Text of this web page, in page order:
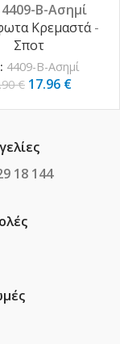
Β-Ασημί)
4409-Β-Ασημί
Κρεμαστά -
Σποτ
4409-Β-Ασημί
€ 17.96 €
18 144